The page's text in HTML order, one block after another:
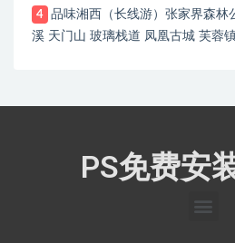
4
品味湘西（长线游）张家界森林
溪 天门山 玻璃栈道 凤凰古城 芙蓉
PS免费安